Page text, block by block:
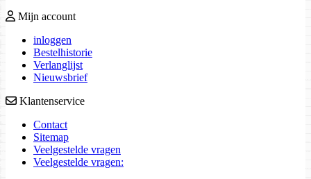
Mijn account
inloggen
Bestelhistorie
Verlanglijst
Nieuwsbrief
Klantenservice
Contact
Sitemap
Veelgestelde vragen
Veelgestelde vragen: